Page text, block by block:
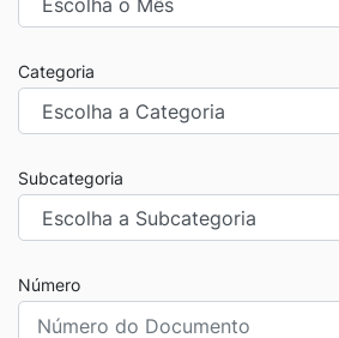
Categoria
Subcategoria
Número